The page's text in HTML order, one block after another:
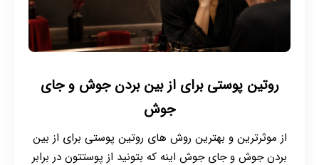
روتین پوستی برای از بین بردن جوش و جای
جوش
از موثرترین و بهترین روش های روتین پوستی برای از بین
بردن جوش و جای جوش اینه که بتونید از پوستتون در برابر